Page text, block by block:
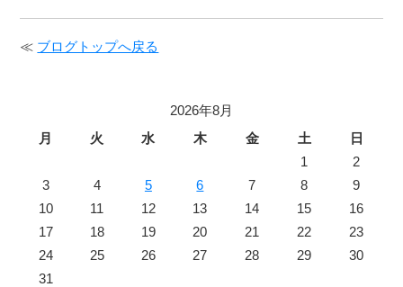
≪ ブログトップへ戻る
2026年8月
月
火 水 木 金 土
日
1
2
3
4 5 6 7 8
9
10
11 12 13 14 15
16
17
18 19 20 21 22
23
24
25 26 27 28 29
30
31